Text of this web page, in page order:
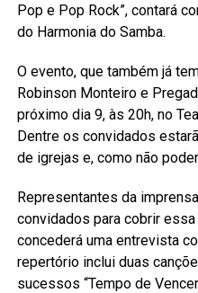
Pop e Pop Rock”, contará
do Harmonia do Samba.
O evento, que também já
Robinson Monteiro e
próximo dia 9, às 20h, no
Dentre os convidados
de igrejas e, como não
Representantes da
convidados para cobrir
concederá uma entrevista
repertório inclui duas
sucessos “Tempo de